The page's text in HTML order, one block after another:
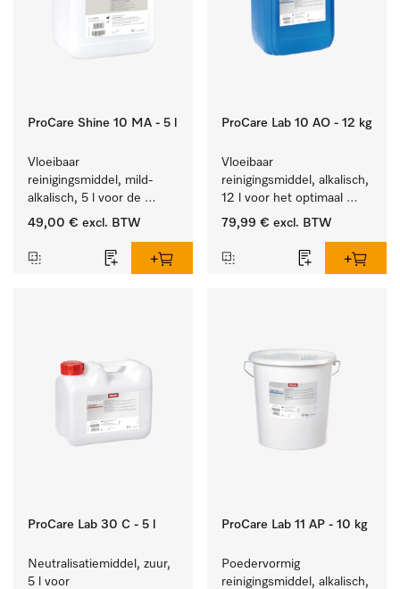
ProCare Shine 10 MA - 5 l
Vloeibaar
reinigingsmiddel, mild-
alkalisch, 5 l voor de
reiniging van lichte
bestek en glazen.
49,00 € excl. BTW
ProCare Lab 10 AO - 12 kg
Vloeibaar
reinigingsmiddel, alkalisch,
12 l voor het optimaal
behandelen van
79,99 € excl. BTW
ProCare Lab 30 C - 5 l
Neutralisatiemiddel, zuur,
5 l voor
ProCare Lab 11 AP - 10 kg
Poedervormig
reinigingsmiddel, alkalisch,